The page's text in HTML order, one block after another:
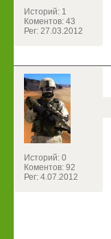
Историй: 1
Коментов: 43
Рег: 27.03.2012
Историй: 0
Коментов: 92
Рег: 4.07.2012